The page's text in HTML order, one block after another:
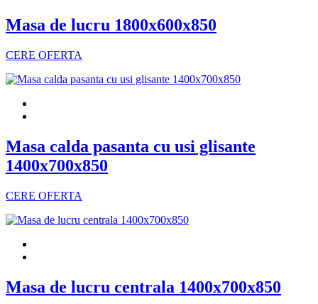
Masa de lucru 1800x600x850
CERE OFERTA
Masa calda pasanta cu usi glisante
1400x700x850
CERE OFERTA
Masa de lucru centrala 1400x700x850